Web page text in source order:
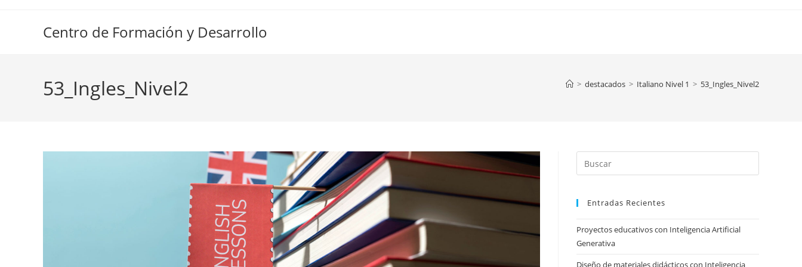
Centro de Formación y Desarrollo
53_Ingles_Nivel2 > destacados > Italiano Nivel 1 > 53_Ingles_Nivel2
Escape
Entradas Recientes
Proyectos educativos con Inteligencia Artificial
Generativa
Diseño de materiales didácticos con Inteligencia